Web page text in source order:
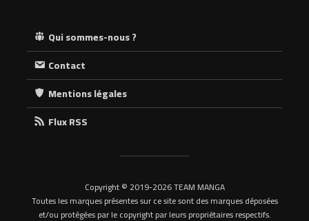
Qui sommes-nous ?
Contact
Mentions légales
Flux RSS
Copyright © 2019-2026 TEAM MANGA
Toutes les marques présentes sur ce site sont des marques déposées
et/ou protégées par le copyright par leurs propriétaires respectifs.